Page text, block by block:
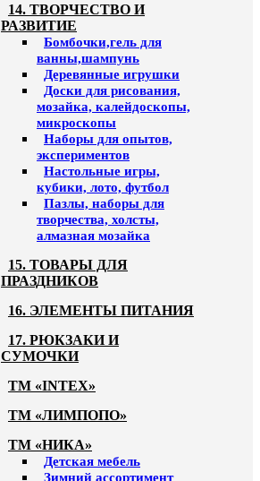
14. ТВОРЧЕСТВО И
РАЗВИТИЕ
Бомбочки,гель для
ванны,шампунь
Деревянные игрушки
Доски для рисования,
мозайка, калейдоскопы,
микроскопы
Наборы для опытов,
экспериментов
Настольные игры,
кубики, лото, футбол
Пазлы, наборы для
творчества, холсты,
алмазная мозайка
15. ТОВАРЫ ДЛЯ
ПРАЗДНИКОВ
16. ЭЛЕМЕНТЫ ПИТАНИЯ
17. РЮКЗАКИ И
СУМОЧКИ
ТМ «INTEX»
ТМ «ЛИМПОПО»
ТМ «НИКА»
Детская мебель
Зимний ассортимент